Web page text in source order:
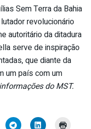
Sem Terra da Bahia
revolucionário
autoritário da ditadura
serve de inspiração
que diante da
um país com um
do MST.